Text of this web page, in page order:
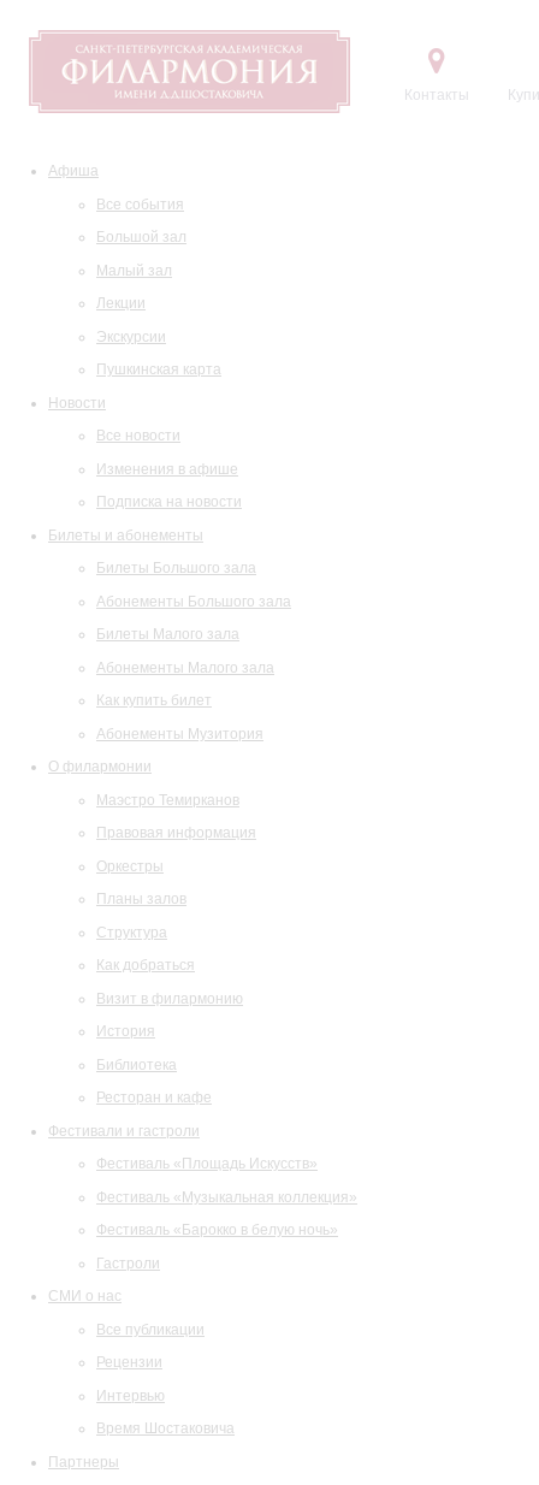
Контакты
Афиша
Все события
Большой зал
Малый зал
Лекции
Экскурсии
Пушкинская карта
Новости
Все новости
Изменения в афише
Подписка на новости
Билеты и абонементы
Билеты Большого зала
Абонементы Большого зала
Билеты Малого зала
Абонементы Малого зала
Как купить билет
Абонементы Музитория
О филармонии
Маэстро Темирканов
Правовая информация
Оркестры
Планы залов
Структура
Как добраться
Визит в филармонию
История
Библиотека
Ресторан и кафе
Фестивали и гастроли
Фестиваль «Площадь Искусств»
Фестиваль «Музыкальная коллекция»
Фестиваль «Барокко в белую ночь»
Гастроли
СМИ о нас
Все публикации
Рецензии
Интервью
Время Шостаковича
Партнеры